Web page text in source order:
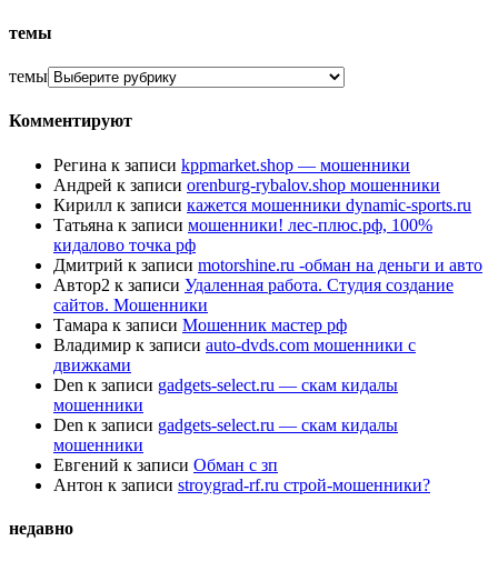
темы
темы
Комментируют
Регина к записи kppmarket.shop — мошенники
Андрей к записи orenburg-rybalov.shop мошенники
Кирилл к записи кажется мошенники dynamic-sports.ru
Татьяна к записи мошенники! лес-плюс.рф, 100%
кидалово точка рф
Дмитрий к записи motorshine.ru -обман на деньги и авто
Автор2 к записи Удаленная работа. Студия создание
сайтов. Мошенники
Тамара к записи Мошенник мастер рф
Владимир к записи auto-dvds.com мошенники с
движками
Den к записи gadgets-select.ru — скам кидалы
мошенники
Den к записи gadgets-select.ru — скам кидалы
мошенники
Евгений к записи Обман с зп
Антон к записи stroygrad-rf.ru строй-мошенники?
недавно